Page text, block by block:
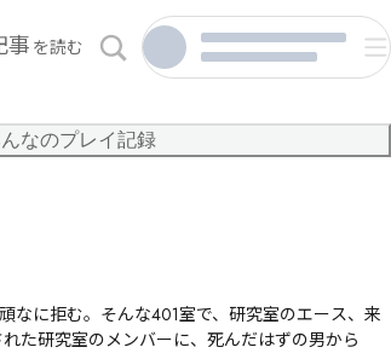
事 を読む
なのプレイ記録
なに拒む。そんな401室で、研究室のエース、来
た研究室のメンバーに、死んだはずの男から